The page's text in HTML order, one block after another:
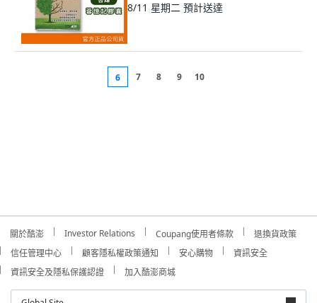
8/11 星期二 預計送達
6 7 8 9 10
關於酷澎 Investor Relations Coupang使用者條款
退換貨政策
信任管理中心
顧客隱私權政策通知 安心購物
資訊安全
資訊安全及隱私保護認證
加入酷澎商城